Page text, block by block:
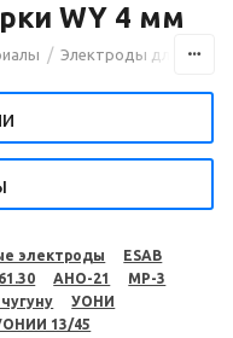
WY 4 мм
/ Электроды для сварки
электроды
ESAB
АНО-21
МР-3
УОНИ
13/45